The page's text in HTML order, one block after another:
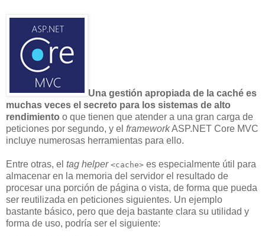
Una gestión apropiada de la caché es
muchas veces el secreto para los sistemas de alto
rendimiento o que tienen que atender a una gran carga de
peticiones por segundo, y el frameworkASP.NET Core MVC
incluye numerosas herramientas para ello.
Entre otras, el tag helper <cache> es especialmente útil para
almacenar en la memoria del servidor el resultado de
procesar una porción de página o vista, de forma que pueda
ser reutilizada en peticiones siguientes. Un ejemplo
bastante básico, pero que deja bastante clara su utilidad y
forma de uso, podría ser el siguiente: